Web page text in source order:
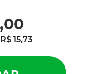
,00
R$ 15,73